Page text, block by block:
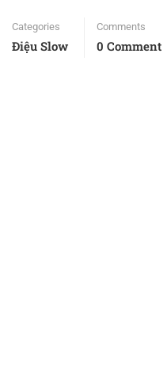
Categories
Điệu Slow
Comments
0 Comment